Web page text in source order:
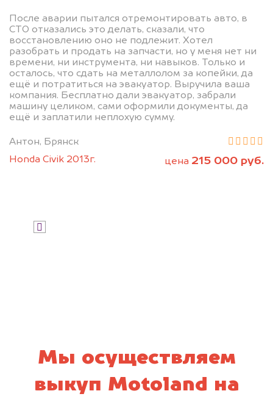
После аварии пытался отремонтировать авто, в
СТО отказались это делать, сказали, что
восстановлению оно не подлежит. Хотел
разобрать и продать на запчасти, но у меня нет ни
времени, ни инструмента, ни навыков. Только и
осталось, что сдать на металлолом за копейки, да
ещё и потратиться на эвакуатор. Выручила ваша
компания. Бесплатно дали эвакуатор, забрали
машину целиком, сами оформили документы, да
ещё и заплатили неплохую сумму.
Антон, Брянск
Honda Civik 2013г.
цена 215 000 руб.
разборку.
Мы купим ваше авто на 20.000 руб.
дороже, чем предлагают на
автоаукционах.
Мы осуществляем
выкуп Motoland на